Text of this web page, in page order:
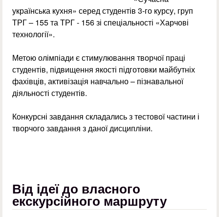
українська кухня» серед студентів 3-го курсу, груп
ТРГ – 155 та ТРГ - 156 зі спеціальності «Харчові
технології».
Метою олімпіади є стимулювання творчої праці
студентів, підвищення якості підготовки майбутніх
фахівців, активізація навчально – пізнавальної
діяльності студентів.
Конкурсні завдання складались з тестової частини і
творчого завдання з даної дисципліни.
Від ідеї до власного
екскурсійного маршруту